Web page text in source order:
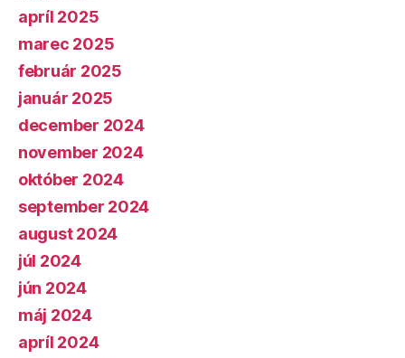
apríl 2025
marec 2025
február 2025
január 2025
december 2024
november 2024
október 2024
september 2024
august 2024
júl 2024
jún 2024
máj 2024
apríl 2024